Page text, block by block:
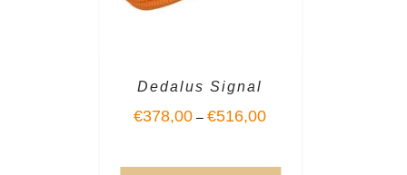
Dedalus Signal
€378,00 –€516,00